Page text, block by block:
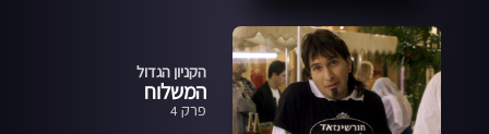
הקניון הגדול
המשלוח
פרק 4